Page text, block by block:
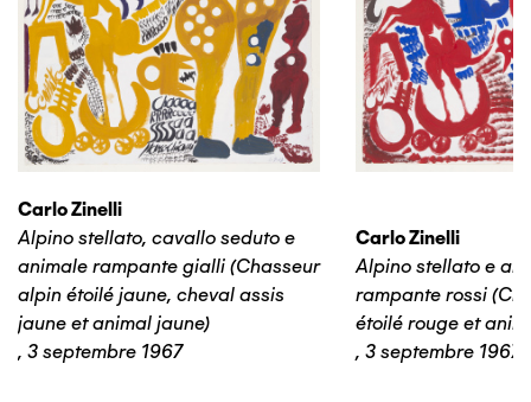
Carlo Zinelli
Alpino stellato, cavallo seduto e
animale rampante gialli (Chasseur
alpin étoilé jaune, cheval assis
jaune et animal jaune)
, 3 septembre 1967
Carlo Zinelli
Alpino stellato e
rampante rossi
étoilé rouge et
, 3 septembre 1967